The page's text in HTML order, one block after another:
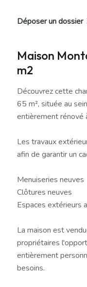
Déposer un dossier
Maison
m2
Découvrez cette
65 m², située au
entièrement rénové
Les travaux
afin de garantir un
Menuiseries neuves
Clôtures neuves
Espaces extérieurs
La maison est
propriétaires
entièrement
besoins.